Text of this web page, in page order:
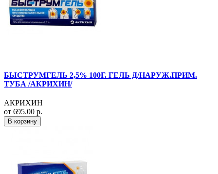
БЫСТРУМГЕЛЬ 2,5% 100Г. ГЕЛЬ Д/НАРУЖ.ПРИМ.
ТУБА /АКРИХИН/
АКРИХИН
от 695.00 р.
В корзину